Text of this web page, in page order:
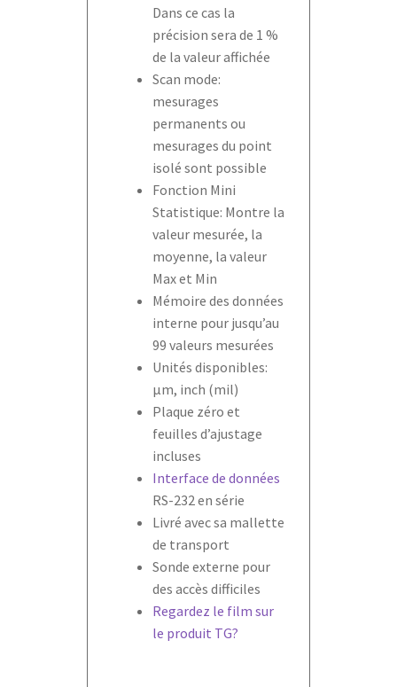
Dans ce cas la
précision sera de 1 %
de la valeur affichée
Scan mode:
mesurages
permanents ou
mesurages du point
isolé sont possible
Fonction Mini
Statistique: Montre la
valeur mesurée, la
moyenne, la valeur
Max et Min
Mémoire des données
interne pour jusqu’au
99 valeurs mesurées
Unités disponibles:
µm, inch (mil)
Plaque zéro et
feuilles d’ajustage
incluses
Interface de données
RS-232 en série
Livré avec sa mallette
de transport
Sonde externe pour
des accès difficiles
Regardez le film sur
le produit TG?